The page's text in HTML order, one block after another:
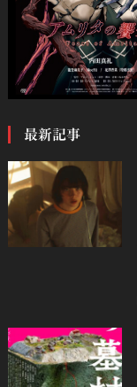
最新記事